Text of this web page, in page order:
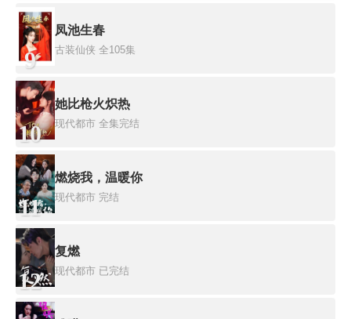
9
凤池生春
古装仙侠 全105集
10
她比枪火炽热
现代都市 全集完结
11
燃烧我，温暖你
现代都市 完结
12
复燃
现代都市 已完结